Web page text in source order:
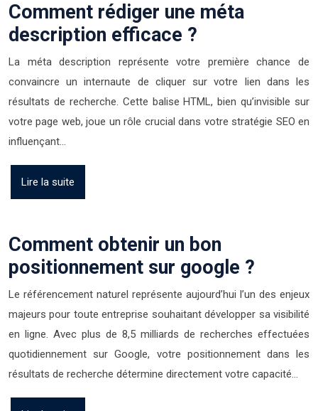
Comment rédiger une méta
description efficace ?
La méta description représente votre première chance de
convaincre un internaute de cliquer sur votre lien dans les
résultats de recherche. Cette balise HTML, bien qu’invisible sur
votre page web, joue un rôle crucial dans votre stratégie SEO en
influençant…
Lire la suite
Comment obtenir un bon
positionnement sur google ?
Le référencement naturel représente aujourd’hui l’un des enjeux
majeurs pour toute entreprise souhaitant développer sa visibilité
en ligne. Avec plus de 8,5 milliards de recherches effectuées
quotidiennement sur Google, votre positionnement dans les
résultats de recherche détermine directement votre capacité…